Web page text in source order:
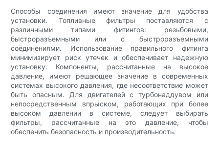
Способы соединения имеют значение для удобства
установки. Топливные фильтры поставляются с
различными типами фитингов: резьбовыми,
быстроразъемными или с быстроразъемными
соединениями. Использование правильного фитинга
минимизирует риск утечек и обеспечивает надежную
установку. Компоненты, рассчитанные на высокое
давление, имеют решающее значение в современных
системах высокого давления, где несоответствие может
быть опасным. Для двигателей с турбонаддувом или
непосредственным впрыском, работающих при более
высоком давлении в системе, следует выбирать
фильтры, рассчитанные на это давление, чтобы
обеспечить безопасность и производительность.